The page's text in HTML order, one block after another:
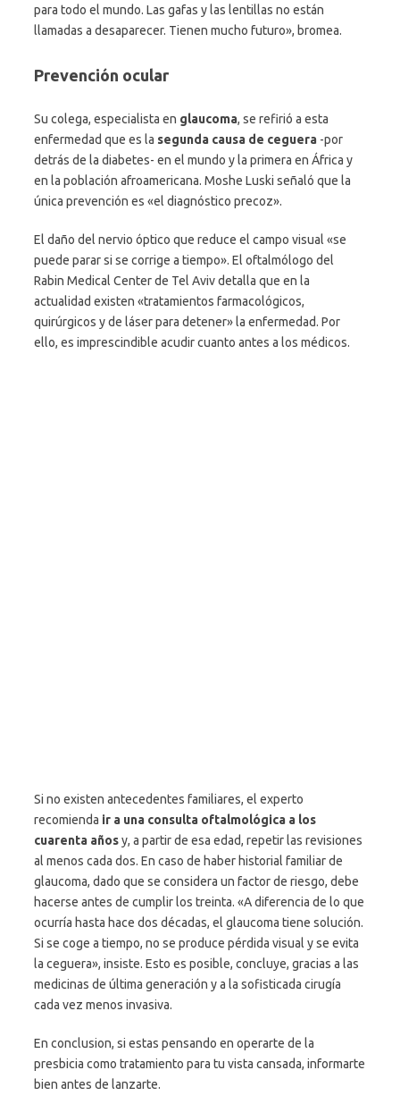
para todo el mundo. Las gafas y las lentillas no están
llamadas a desaparecer. Tienen mucho futuro», bromea.
Prevención ocular
Su colega, especialista en glaucoma, se refirió a esta
enfermedad que es la segunda causa de ceguera -por
detrás de la diabetes- en el mundo y la primera en África y
en la población afroamericana. Moshe Luski señaló que la
única prevención es «el diagnóstico precoz».
El daño del nervio óptico que reduce el campo visual «se
puede parar si se corrige a tiempo». El oftalmólogo del
Rabin Medical Center de Tel Aviv detalla que en la
actualidad existen «tratamientos farmacológicos,
quirúrgicos y de láser para detener» la enfermedad. Por
ello, es imprescindible acudir cuanto antes a los médicos.
Si no existen antecedentes familiares, el experto
recomienda ir a una consulta oftalmológica a los
cuarenta añosy, a partir de esa edad, repetir las revisiones
al menos cada dos. En caso de haber historial familiar de
glaucoma, dado que se considera un factor de riesgo, debe
hacerse antes de cumplir los treinta. «A diferencia de lo que
ocurría hasta hace dos décadas, el glaucoma tiene solución.
Si se coge a tiempo, no se produce pérdida visual y se evita
la ceguera», insiste. Esto es posible, concluye, gracias a las
medicinas de última generación y a la sofisticada cirugía
cada vez menos invasiva.
En conclusion, si estas pensando en operarte de la
presbicia como tratamiento para tu vista cansada, informarte
bien antes de lanzarte.